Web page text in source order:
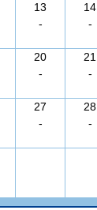
13
-
14
-
20
-
21
-
27
-
28
-